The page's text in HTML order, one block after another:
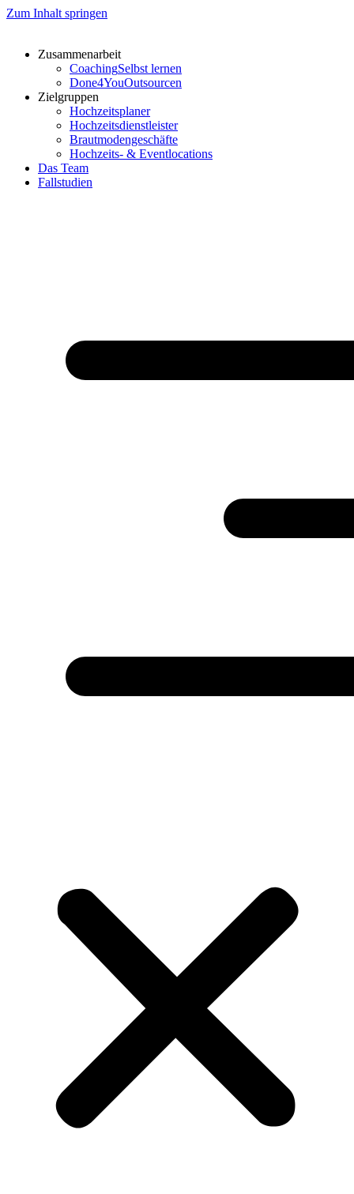
Zum Inhalt springen
Zusammenarbeit
CoachingSelbst lernen
Done4YouOutsourcen
Zielgruppen
Hochzeitsplaner
Hochzeitsdienstleister
Brautmodengeschäfte
Hochzeits- & Eventlocations
Das Team
Fallstudien